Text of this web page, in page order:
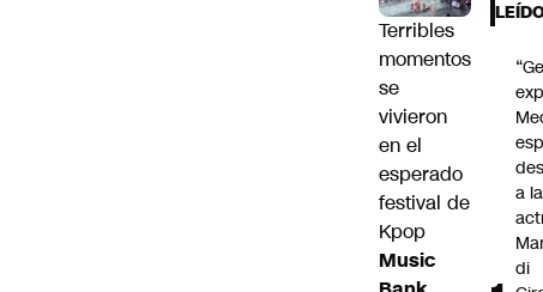
Terribles
momentos
se
vivieron
en el
esperado
festival de
Kpop
Music
a la
di